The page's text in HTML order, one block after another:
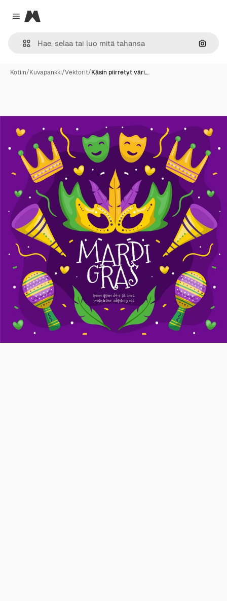
Close menu
Magnific
Hae
Kotiin/Kuvapankki/Vektorit/Käsin piirretyt väri…